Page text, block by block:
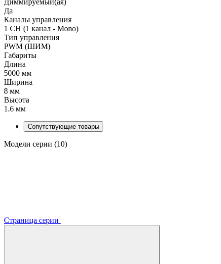
Да
Каналы управления
1 CH (1 канал - Mono)
Тип управления
PWM (ШИМ)
Габариты
Длина
5000 мм
Ширина
8 мм
Высота
1.6 мм
Сопутствующие товары
Модели серии (10)
Страница серии